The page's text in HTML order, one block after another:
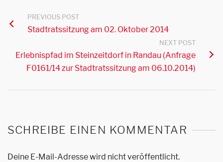
PREVIOUS POST
Stadtratssitzung am 02. Oktober 2014
NEXT POST
Erlebnispfad im Steinzeitdorf in Randau (Anfrage
F0161/14 zur Stadtratssitzung am 06.10.2014)
SCHREIBE EINEN KOMMENTAR
Deine E-Mail-Adresse wird nicht veröffentlicht.